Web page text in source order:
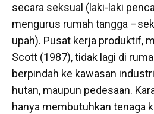
secara seksual (laki-laki
mengurus rumah tangga
upah). Pusat kerja produktif,
Scott (1987), tidak lagi di
berpindah ke kawasan
hutan, maupun pedesaan.
hanya membutuhkan tenaga